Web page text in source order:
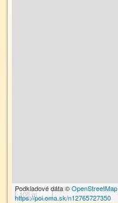
100 m
Podkladové dáta ©OpenStreetMap
https://poi.oma.sk/n12765727350